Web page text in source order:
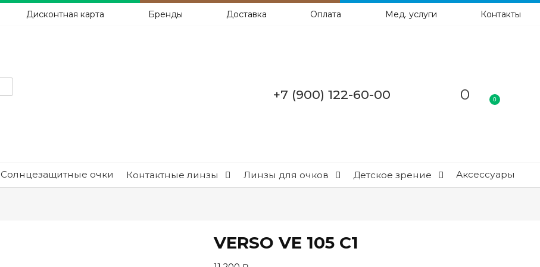
Дисконтная карта Бренды Доставка Оплата Мед. услуги Контакты
+7 (900) 122-60-00 0 0
Солнцезащитные очки Контактные линзы Линзы для очков Детское зрение Аксессуары
VERSO VE 105 C1